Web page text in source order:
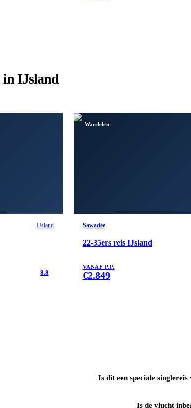
in IJsland
IJsland
8.8
Wandelen
Sawadee
22-35ers reis IJsland
VANAF P.P.
€2.849
Is dit een speciale
Is de vlucht